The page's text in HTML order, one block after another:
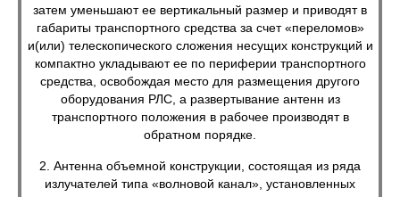
затем уменьшают ее вертикальный размер и приводят в
габариты транспортного средства за счет «переломов»
и(или) телескопического сложения несущих конструкций и
компактно укладывают ее по периферии транспортного
средства, освобождая место для размещения другого
оборудования РЛС, а развертывание антенн из
транспортного положения в рабочее производят в
обратном порядке.
2. Антенна объемной конструкции, состоящая из ряда
излучателей типа «волновой канал», установленных